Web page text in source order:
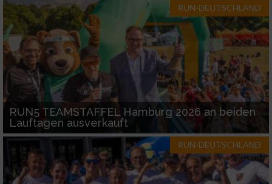
RUN-DEUTSCHLAND
RUN5 TEAMSTAFFEL Hamburg 2026 an beiden
Lauftagen ausverkauft
RUN-DEUTSCHLAND